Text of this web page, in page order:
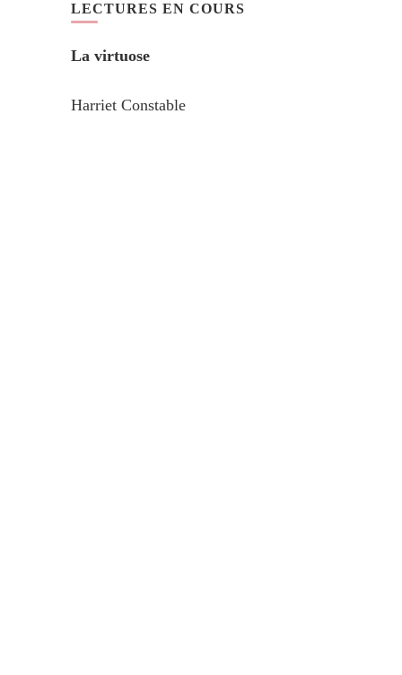
LECTURES EN COURS
La virtuose
Harriet Constable